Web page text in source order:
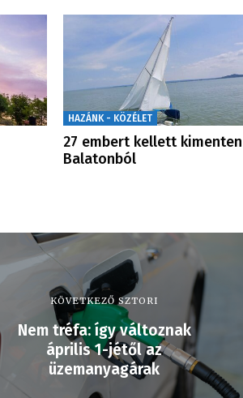
HAZÁNK - KÖZÉLET
27 embert kellett
Balatonból
KÖVETKEZŐ SZTORI
Nem tréfa: így változnak
április 1-jétől az
üzemanyagárak